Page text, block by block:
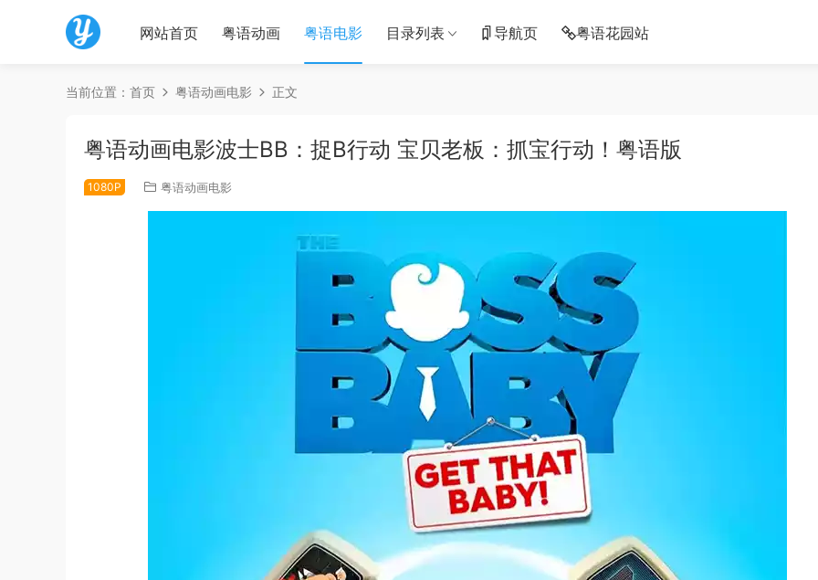
网站首页 粤语动画 粤语电影 目录列表 导航页 粤语花园站
当前位置： 首页 粤语动画电影 正文
粤语动画电影波士BB：捉B行动 宝贝老板：抓宝行动！粤语版
1080P 粤语动画电影